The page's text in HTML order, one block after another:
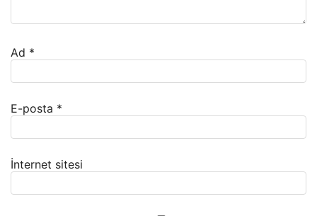
Ad *
E-posta *
İnternet sitesi